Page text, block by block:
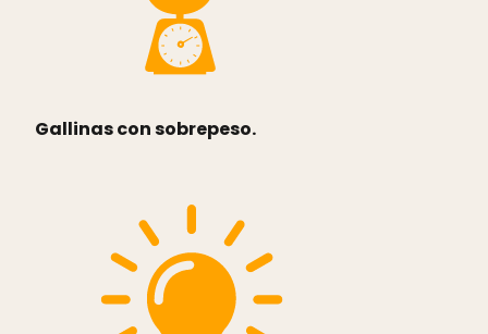
Gallinas con sobrepeso.